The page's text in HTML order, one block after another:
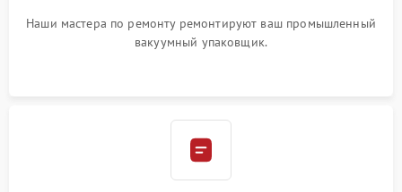
Наши мастера по ремонту ремонтируют ваш промышленный
вакуумный упаковщик.